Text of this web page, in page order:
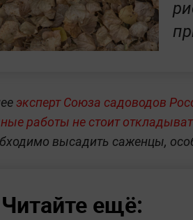
эксперт Союза садоводов
работы не стоит
высадить саженцы,
Читайте ещё: